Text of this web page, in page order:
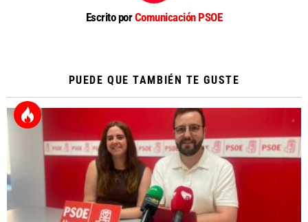
Escrito porComunicación PSOE
PUEDE QUE TAMBIÉN TE GUSTE